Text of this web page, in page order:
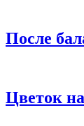
После
Цветок